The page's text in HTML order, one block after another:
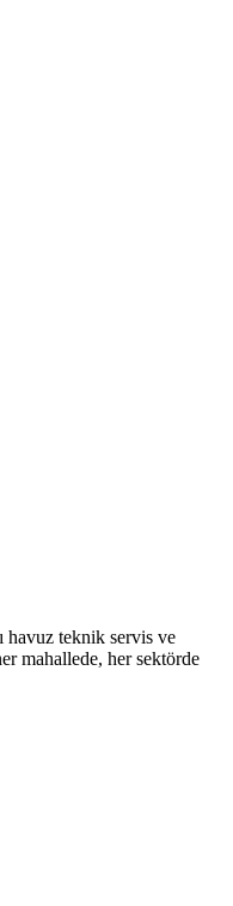
havuz teknik servis ve
mahallede, her sektörde